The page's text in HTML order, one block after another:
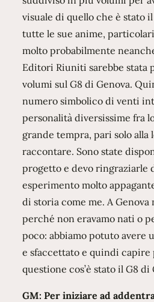
visuale di quello che è stato
tutte le sue anime,
molto probabilmente
Editori Riuniti sarebbe stata
volumi sul G8 di Genova.
numero simbolico di venti
personalità diversissime fra
grande tempra, pari solo alla
raccontare. Sono state
progetto e devo ringraziarle
esperimento molto
di storia come me. A Genova
perché non eravamo nati o
poco: abbiamo potuto avere
e sfaccettato e quindi capire
questione cos’è stato il G8 di
GM: Per iniziare ad